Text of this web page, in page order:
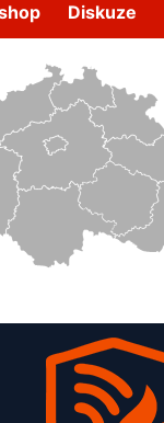
Diskuze